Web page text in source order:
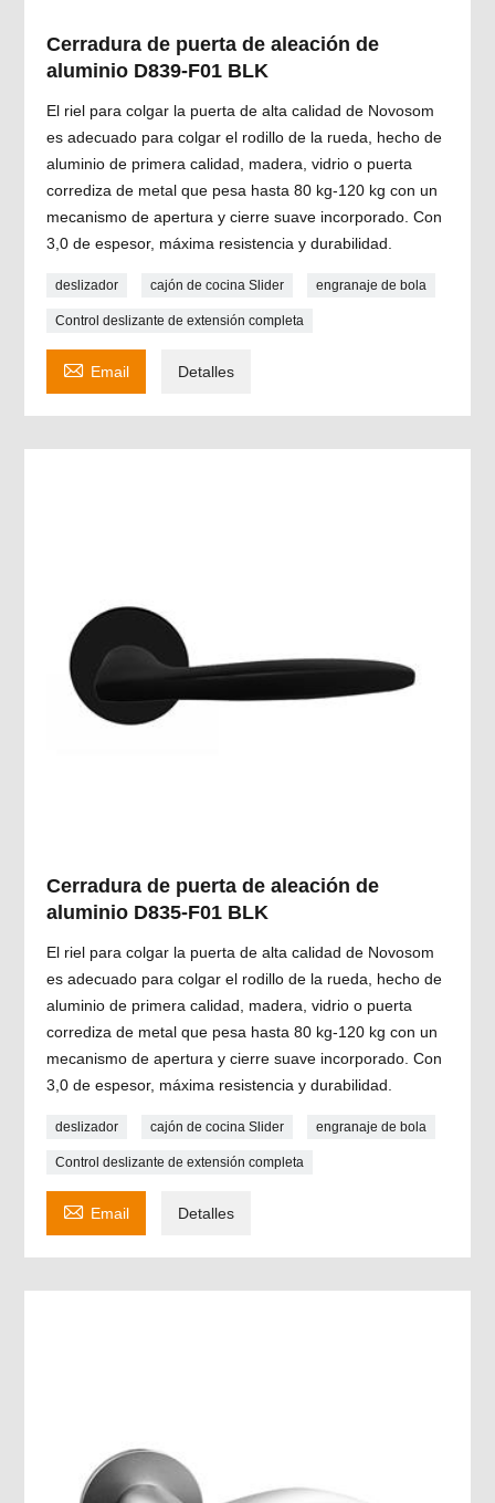
Cerradura de puerta de aleación de
aluminio D839-F01 BLK
El riel para colgar la puerta de alta calidad de Novosom
es adecuado para colgar el rodillo de la rueda, hecho de
aluminio de primera calidad, madera, vidrio o puerta
corrediza de metal que pesa hasta 80 kg-120 kg con un
mecanismo de apertura y cierre suave incorporado. Con
3,0 de espesor, máxima resistencia y durabilidad.
deslizador cajón de cocina Slider engranaje de bola
Control deslizante de extensión completa
 Email Detalles
Cerradura de puerta de aleación de
aluminio D835-F01 BLK
El riel para colgar la puerta de alta calidad de Novosom
es adecuado para colgar el rodillo de la rueda, hecho de
aluminio de primera calidad, madera, vidrio o puerta
corrediza de metal que pesa hasta 80 kg-120 kg con un
mecanismo de apertura y cierre suave incorporado. Con
3,0 de espesor, máxima resistencia y durabilidad.
deslizador cajón de cocina Slider engranaje de bola
Control deslizante de extensión completa
 Email Detalles